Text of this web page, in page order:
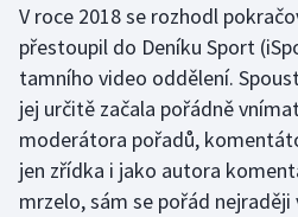
V roce 2018 se rozhodl
přestoupil do Deníku Sport
tamního video oddělení.
jej určitě začala pořádně
moderátora pořadů,
jen zřídka i jako autora
mrzelo, sám se pořád